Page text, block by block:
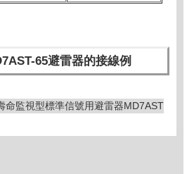
65避雷器的接線例